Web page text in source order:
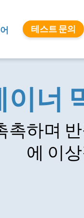
테스트 문의
이너
촉하며
에 이